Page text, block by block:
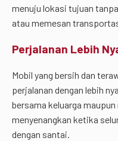
menuju lokasi tujuan
atau memesan
Perjalanan Lebih
Mobil yang bersih dan
perjalanan dengan lebih
bersama keluarga
menyenangkan ketika
dengan santai.